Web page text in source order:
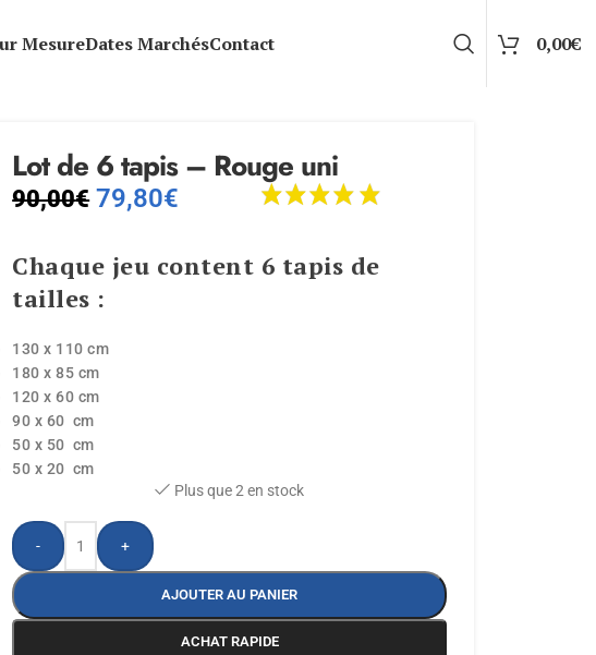
MesureDates MarchésContact 0,00€
Lot de 6 tapis – Rouge uni
90,00€ 79,80€
Chaque jeu content 6 tapis de
tailles :
130 x 110 cm
180 x 85 cm
120 x 60 cm
90 x 60 cm
50 x 50 cm
50 x 20 cm
Plus que 2 en stock
- +
AJOUTER AU PANIER
ACHAT RAPIDE